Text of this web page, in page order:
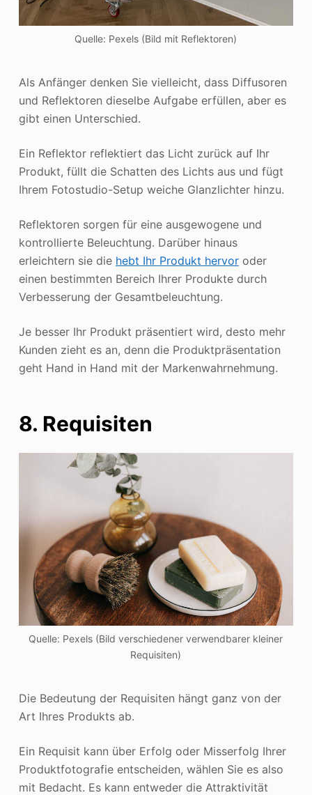
Quelle: Pexels (Bild mit Reflektoren)
Als Anfänger denken Sie vielleicht, dass Diffusoren
und Reflektoren dieselbe Aufgabe erfüllen, aber es
gibt einen Unterschied.
Ein Reflektor reflektiert das Licht zurück auf Ihr
Produkt, füllt die Schatten des Lichts aus und fügt
Ihrem Fotostudio-Setup weiche Glanzlichter hinzu.
Reflektoren sorgen für eine ausgewogene und
kontrollierte Beleuchtung. Darüber hinaus
erleichtern sie die hebt Ihr Produkt hervoroder
einen bestimmten Bereich Ihrer Produkte durch
Verbesserung der Gesamtbeleuchtung.
Je besser Ihr Produkt präsentiert wird, desto mehr
Kunden zieht es an, denn die Produktpräsentation
geht Hand in Hand mit der Markenwahrnehmung.
8. Requisiten
Quelle: Pexels (Bild verschiedener verwendbarer kleiner
Requisiten)
Die Bedeutung der Requisiten hängt ganz von der
Art Ihres Produkts ab.
Ein Requisit kann über Erfolg oder Misserfolg Ihrer
Produktfotografie entscheiden, wählen Sie es also
mit Bedacht. Es kann entweder die Attraktivität